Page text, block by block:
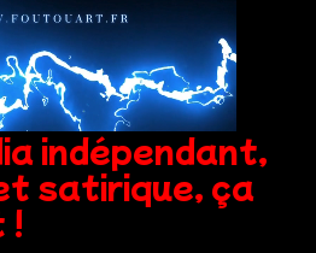
indépendant,
satirique, ça
!